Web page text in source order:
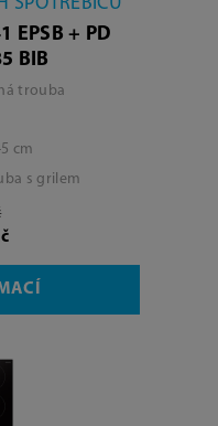
EPSB + PD
BIB
trouba
cm
s grilem